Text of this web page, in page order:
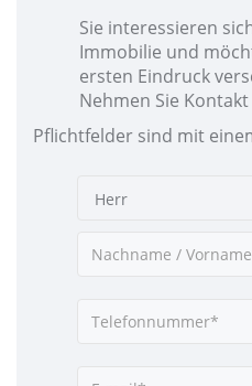
Sie interessieren
Immobilie und
ersten Eindruck
Nehmen Sie
Pflichtfelder sind mit
Herr